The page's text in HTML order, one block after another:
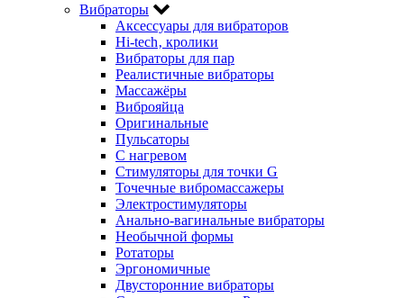
Вибраторы
Аксессуары для вибраторов
Hi-tech‚ кролики
Вибраторы для пар
Реалистичные вибраторы
Массажёры
Виброяйца
Оригинальные
Пульсаторы
С нагревом
Стимуляторы для точки G
Точечные вибромассажеры
Электростимуляторы
Анально-вагинальные вибраторы
Необычной формы
Ротаторы
Эргономичные
Двусторонние вибраторы